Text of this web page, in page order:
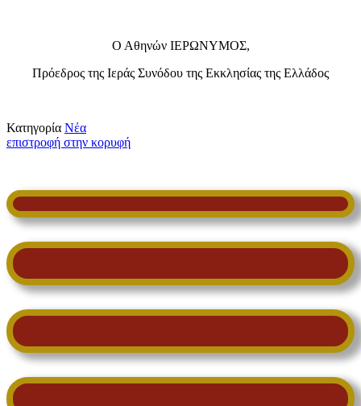
Ο Αθηνών ΙΕΡΩΝΥΜΟΣ,
Πρόεδρος της Ιεράς Συνόδου της Εκκλησίας της Ελλάδος
Κατηγορία Νέα
επιστροφή στην κορυφή